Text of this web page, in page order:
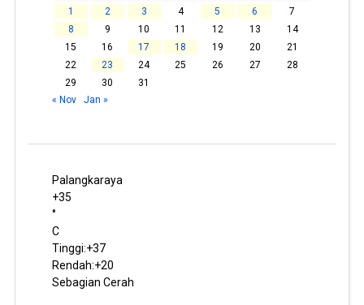
1
2 3 4 5 6
7
8
9 10 11 12 13
14
15
16 17 18 19 20
21
22
23 24 25 26 27
28
29
30
31
« Nov
Jan »
Palangkaraya
+35
°
C
Tinggi:+37
Rendah:+20
Sebagian Cerah